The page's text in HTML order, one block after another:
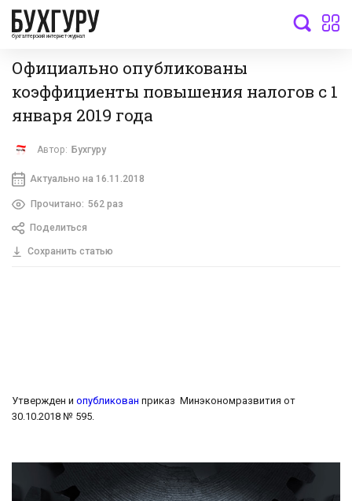
бухгалтерский интернет-журнал
Официально опубликованы
коэффициенты повышения налогов с 1
января 2019 года
Автор: Бухгуру
Актуально на 16.11.2018
Прочитано: 562 раз
Поделиться
Сохранить статью
Утвержден и опубликован приказ Минэкономразвития от
30.10.2018 № 595.